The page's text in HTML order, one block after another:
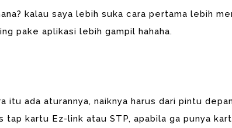
kalau saya lebih suka cara pertama lebih
pake aplikasi lebih gampil hahaha.
itu ada aturannya, naiknya harus dari pintu
tap kartu Ez-link atau STP, apabila ga punya